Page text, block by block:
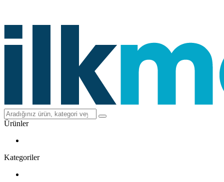
Ürünler
Kategoriler